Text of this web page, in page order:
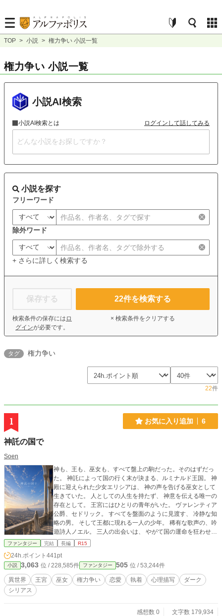
TOP > 小説 > 権力争い 小説一覧
権力争い 小説一覧
小説AI検索
小説AI検索とは ログインして話してみる
小説を探す
フリーワード
除外ワード
+ さらに詳しく検索する
保存する
検索条件の保存には ロ
グインが必要です。
22件を検索する
× 検索条件をクリアする
タグ 権力争い
22件
1 お気に入り追加 6
神託の国で
Soen
神も、王も、巫女も、すべて盤上の駒だった。そのはずだっ
た。 神託によって国の行く末が決まる、ルミナルド王国。 神
殿に迎えられた少女エリシアは、 神の声を告げる巫女として
生きていた。 人としての人生を持たず、 神意を伝える唯一の
存在として。 王宮にはひとりの青年がいた。 ヴァレンティア
公爵、セドリック。 すべてを盤面のように見渡す、 冷静な知
略の男。 そして王都に現れる一人の少年。 稀有な歌声の、吟
遊詩人ノエル。 三人の出会いは、 やがて国の運命を狂わせる
一つの神託へと結びつく。 そしてそれは、 神の器として生き
る。 逃れられない想いと、 消えない罪が絡み合う中。 選択
の先で、痛みとともに変わりゆく物語。 ※全120話・最後ま
で完成しています。
ファンタジー 完結 長編 R15
24h.ポイント 441pt
小説 3,063 位 / 228,585件 ファンタジー 505 位 / 53,244件
異世界 王宮 巫女 権力争い 恋愛 執着 心理描写
ダーク
シリアス
感想数 0
文字数 179,934